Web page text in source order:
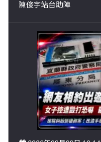
陳俊宇站台助陣